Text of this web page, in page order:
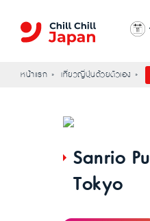
หน้าแรก เที่ยวญี่ปุ่นด้วยตัวเอง
Sanrio
Tokyo